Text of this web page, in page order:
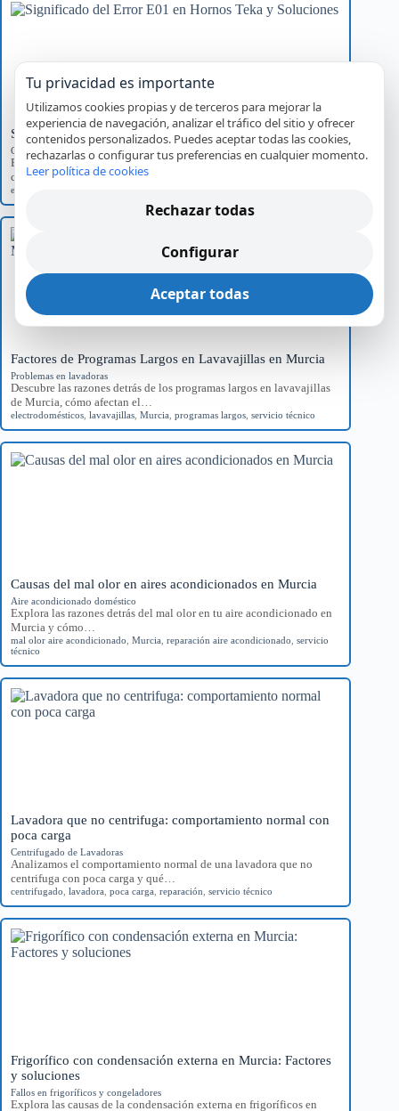
Significado del Error E01 en Hornos Teka y Soluciones
Códigos de error por marca
Explora el significado del error E01 en hornos Teka, sus causas
comunes y el impacto…
error E01
Factores de Programas Largos en Lavavajillas en Murcia
Problemas en lavadoras
Descubre las razones detrás de los programas largos en lavavajillas
de Murcia, cómo afectan el…
electrodomésticos lavavajillas Murcia programas largos servicio técnico
Causas del mal olor en aires acondicionados en Murcia
Aire acondicionado doméstico
Explora las razones detrás del mal olor en tu aire acondicionado en
Murcia y cómo…
mal olor aire acondicionado Murcia reparación aire acondicionado servicio
técnico
Lavadora que no centrifuga: comportamiento normal con
poca carga
Centrifugado de Lavadoras
Analizamos el comportamiento normal de una lavadora que no
centrifuga con poca carga y qué…
centrifugado lavadora poca carga reparación servicio técnico
Frigorífico con condensación externa en Murcia: Factores
y soluciones
Fallos en frigoríficos y congeladores
Explora las causas de la condensación externa en frigoríficos en
Tu privacidad es importante
Utilizamos cookies propias y de terceros para mejorar la
experiencia de navegación, analizar el tráfico del sitio y ofrecer
contenidos personalizados. Puedes aceptar todas las cookies,
rechazarlas o configurar tus preferencias en cualquier momento.
Leer política de cookies
Rechazar todas
Configurar
Aceptar todas